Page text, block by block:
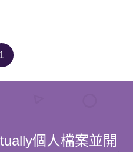
1
個人檔案並開